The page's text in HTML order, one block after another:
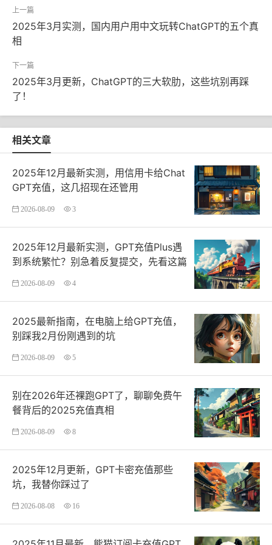
2025年3月实测，国内用户用中文玩转ChatGPT的五个真
相
2025年3月更新，ChatGPT的三大软肋，这些坑别再踩
了！
相关文章
2025年12月最新实测，用信用卡给Chat
GPT充值，这几招现在还管用
2026-08-09 3
2025年12月最新实测，GPT充值Plus遇
到系统繁忙？别急着反复提交，先看这篇
2026-08-09 4
2025最新指南，在电脑上给GPT充值，
别踩我2月份刚遇到的坑
2026-08-09 5
别在2026年还裸跑GPT了，聊聊免费午
餐背后的2025充值真相
2026-08-09 8
2025年12月更新，GPT卡密充值那些
坑，我替你踩过了
2026-08-08 16